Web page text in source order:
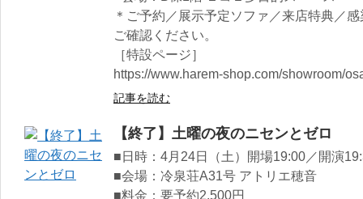
＊ご予約／展示予定ソファ／来店特典／
ご確認ください。
［特設ページ］
https://www.harem-shop.com/showroom/
記事を読む
【終了】土曜の夜のニセンとゼロ
■日時：4月24日（土）開場19:00／開演
■会場：冷泉荘A31号 アトリエ穂音
■料金：要予約2,500円